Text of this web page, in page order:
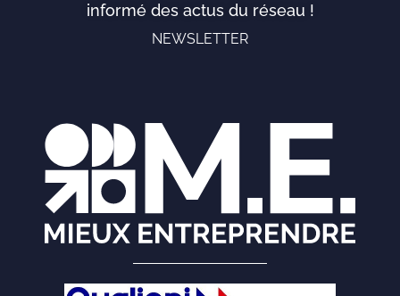
informé des actus du réseau !
NEWSLETTER